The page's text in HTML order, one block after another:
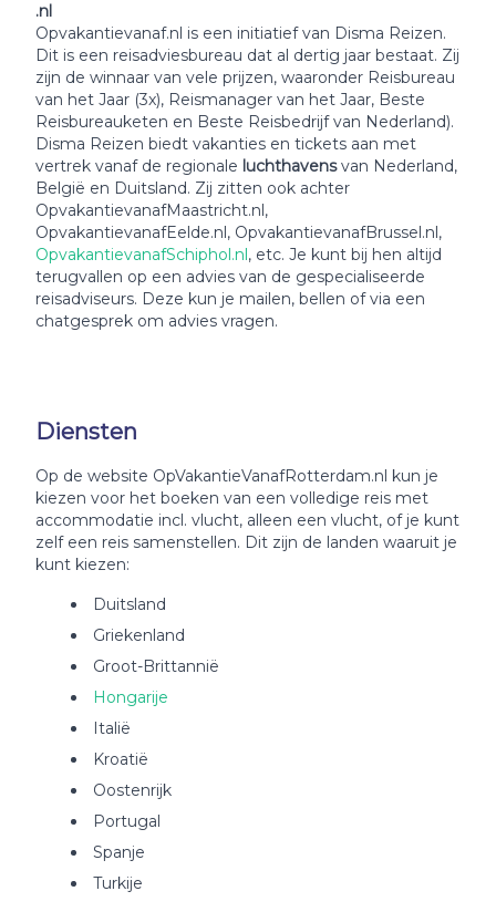
.nl
Opvakantievanaf.nl is een initiatief van Disma Reizen.
Dit is een reisadviesbureau dat al dertig jaar bestaat. Zij
zijn de winnaar van vele prijzen, waaronder Reisbureau
van het Jaar (3x), Reismanager van het Jaar, Beste
Reisbureauketen en Beste Reisbedrijf van Nederland).
Disma Reizen biedt vakanties en tickets aan met
vertrek vanaf de regionale luchthavensvan Nederland,
België en Duitsland. Zij zitten ook achter
OpvakantievanafMaastricht.nl,
OpvakantievanafEelde.nl, OpvakantievanafBrussel.nl,
OpvakantievanafSchiphol.nl, etc. Je kunt bij hen altijd
terugvallen op een advies van de gespecialiseerde
reisadviseurs. Deze kun je mailen, bellen of via een
chatgesprek om advies vragen.
Diensten
Op de website OpVakantieVanafRotterdam.nl kun je
kiezen voor het boeken van een volledige reis met
accommodatie incl. vlucht, alleen een vlucht, of je kunt
zelf een reis samenstellen. Dit zijn de landen waaruit je
kunt kiezen:
Duitsland
Griekenland
Groot-Brittannië
Hongarije
Italië
Kroatië
Oostenrijk
Portugal
Spanje
Turkije